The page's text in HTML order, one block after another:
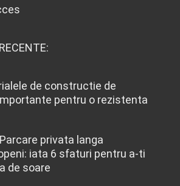
de constructie de
pentru o rezistenta
Parcare privata langa
iata 6 sfaturi pentru a-ti
de soare